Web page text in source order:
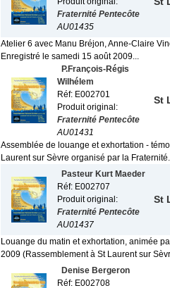
Fraternité Pentecôte
AU01435
Atelier 6 avec Manu Bréjon, Anne-Claire
Enregistré le samedi 15 août 2009...
P.François-Régis
Wilhélem
Réf: E002701
Produit original:
Fraternité Pentecôte
AU01431
St
Assemblée de louange et exhortation -
Laurent sur Sèvre organisé par la
Pasteur Kurt Maeder
Réf: E002707
Produit original:
Fraternité Pentecôte
AU01437
St
Louange du matin et exhortation, animée
2009 (Rassemblement à St Laurent sur
Denise Bergeron
Réf: E002708